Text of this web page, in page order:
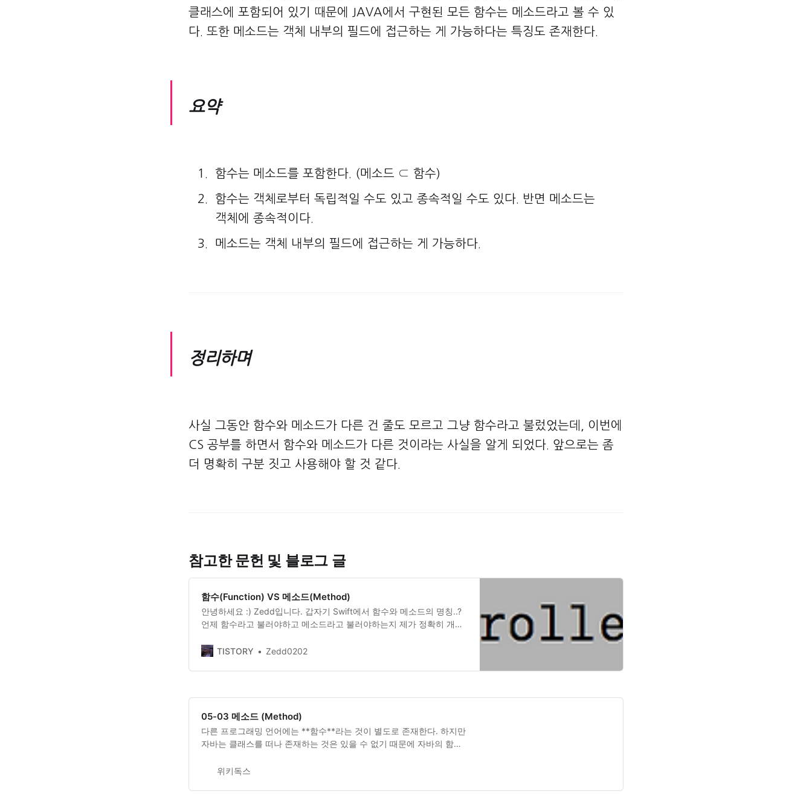
클래스에 포함되어 있기 때문에 JAVA에서 구현된 모든 함수는 메소드라고 볼 수 있
다. 또한 메소드는 객체 내부의 필드에 접근하는 게 가능하다는 특징도 존재한다.
요약
함수는 메소드를 포함한다. (메소드 ⊂ 함수)
함수는 객체로부터 독립적일 수도 있고 종속적일 수도 있다. 반면 메소드는
객체에 종속적이다.
메소드는 객체 내부의 필드에 접근하는 게 가능하다.
정리하며
사실 그동안 함수와 메소드가 다른 건 줄도 모르고 그냥 함수라고 불렀었는데, 이번에
CS 공부를 하면서 함수와 메소드가 다른 것이라는 사실을 알게 되었다. 앞으로는 좀
더 명확히 구분 짓고 사용해야 할 것 같다.
참고한 문헌 및 블로그 글
함수(Function) VS 메소드(Method)
안녕하세요 :) Zedd입니다. 갑자기 Swift에서 함수와 메소드의 명칭..?
언제 함수라고 불러야하고 메소드라고 불러야하는지 제가 정확히 개념
(Met..TISTORY Zedd0202
05-03 메소드 (Method)
다른 프로그래밍 언어에는 **함수**라는 것이 별도로 존재한다. 하지만
자바는 클래스를 떠나 존재하는 것은 있을 수 없기 때문에 자바의 함수
위키독스